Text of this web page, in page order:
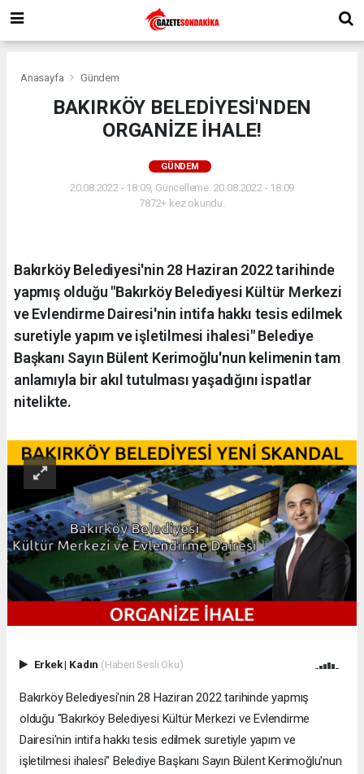
Anasayfa Gündem
BAKIRKÖY BELEDİYESİ'NDEN
ORGANİZE İHALE!
GÜNDEM
20.08.2022 - 18:09, Güncelleme: 20.08.2022 - 18:09
7872+ kez okundu.
Bakırköy Belediyesi'nin 28 Haziran 2022 tarihinde
yapmış olduğu "Bakırköy Belediyesi Kültür Merkezi
ve Evlendirme Dairesi'nin intifa hakkı tesis edilmek
suretiyle yapım ve işletilmesi ihalesi" Belediye
Başkanı Sayın Bülent Kerimoğlu'nun kelimenin tam
anlamıyla bir akıl tutulması yaşadığını ispatlar
nitelikte.
Erkek| Kadın (Haberi Sesli Oku)
Bakırköy Belediyesi'nin 28 Haziran 2022 tarihinde yapmış
olduğu "Bakırköy Belediyesi Kültür Merkezi ve Evlendirme
Dairesi'nin intifa hakkı tesis edilmek suretiyle yapım ve
işletilmesi ihalesi" Belediye Başkanı Sayın Bülent Kerimoğlu'nun